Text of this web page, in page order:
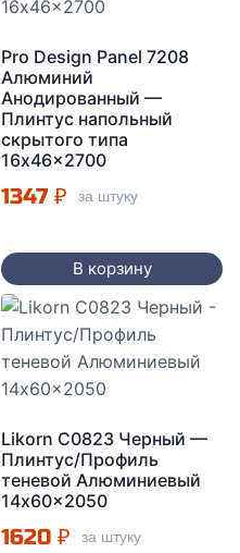
Pro Design Panel 7208
Алюминий
Анодированный —
Плинтус напольный
скрытого типа
16x46x2700
1347 ₽ за штуку
В корзину
Likorn C0823 Черный —
Плинтус/Профиль
теневой Алюминиевый
14x60x2050
1620 ₽ за штуку